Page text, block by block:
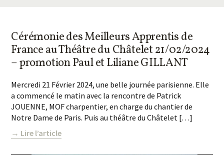
Cérémonie des Meilleurs Apprentis de
France au Théâtre du Châtelet 21/02/2024
– promotion Paul et Liliane GILLANT
Mercredi 21 Février 2024, une belle journée parisienne. Elle
a commencé le matin avec la rencontre de Patrick
JOUENNE, MOF charpentier, en charge du chantier de
Notre Dame de Paris. Puis au théâtre du Châtelet […]
→ Lire l’article